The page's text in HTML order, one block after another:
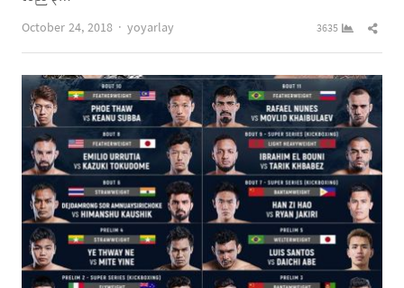
October 24, 2018
Author
yoyarlay 3635